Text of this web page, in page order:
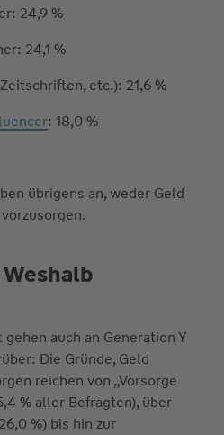
24,9 %
24,1 %
etc.): 21,6 %
: 18,0 %
übrigens an, weder Geld
auch an Generation Y
Die Gründe, Geld
reichen von „Vorsorge
% aller Befragten), über
%) bis hin zur